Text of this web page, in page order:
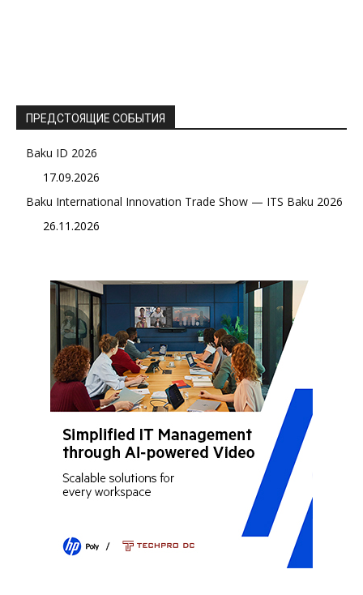
ПРЕДСТОЯЩИЕ СОБЫТИЯ
Baku ID 2026
17.09.2026
Baku International Innovation Trade Show — ITS Baku 2026
26.11.2026